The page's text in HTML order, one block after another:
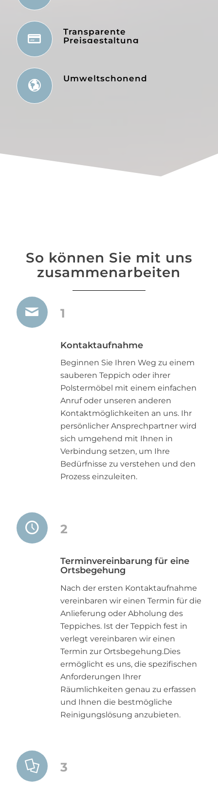
Transparente
Preisgestaltung
Umweltschonend
So können Sie mit uns
zusammenarbeiten
1
Kontaktaufnahme
Beginnen Sie Ihren Weg zu einem
sauberen Teppich oder ihrer
Polstermöbel mit einem einfachen
Anruf oder unseren anderen
Kontaktmöglichkeiten an uns. Ihr
persönlicher Ansprechpartner wird
sich umgehend mit Ihnen in
Verbindung setzen, um Ihre
Bedürfnisse zu verstehen und den
Prozess einzuleiten.
2
Terminvereinbarung für eine
Ortsbegehung
Nach der ersten Kontaktaufnahme
vereinbaren wir einen Termin für die
Anlieferung oder Abholung des
Teppiches. Ist der Teppich fest in
verlegt vereinbaren wir einen
Termin zur Ortsbegehung.Dies
ermöglicht es uns, die spezifischen
Anforderungen Ihrer
Räumlichkeiten genau zu erfassen
und Ihnen die bestmögliche
Reinigungslösung anzubieten.
3